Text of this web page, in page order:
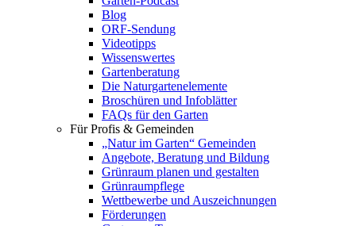
Blog
ORF-Sendung
Videotipps
Wissenswertes
Gartenberatung
Die Naturgartenelemente
Broschüren und Infoblätter
FAQs für den Garten
Für Profis & Gemeinden
„Natur im Garten“ Gemeinden
Angebote, Beratung und Bildung
Grünraum planen und gestalten
Grünraumpflege
Wettbewerbe und Auszeichnungen
Förderungen